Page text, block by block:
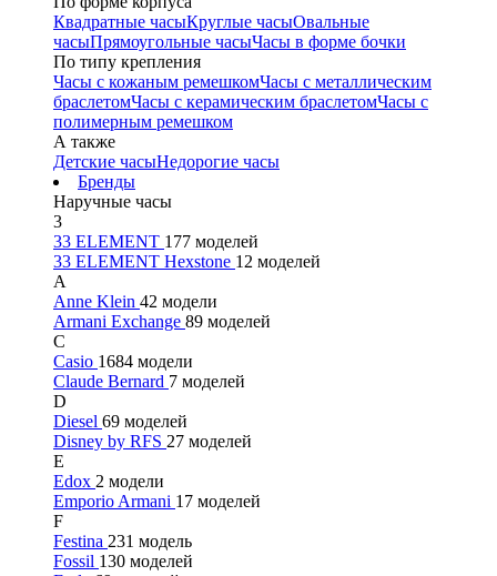
Квадратные часыКруглые часыОвальные
часыПрямоугольные часыЧасы в форме бочки
По типу крепления
Часы с кожаным ремешкомЧасы с металлическим
браслетомЧасы с керамическим браслетомЧасы с
полимерным ремешком
А также
Детские часыНедорогие часы
Бренды
Наручные часы
3
33 ELEMENT 177 моделей
33 ELEMENT Hexstone 12 моделей
A
Anne Klein 42 модели
Armani Exchange 89 моделей
C
Casio 1684 модели
Claude Bernard 7 моделей
D
Diesel 69 моделей
Disney by RFS 27 моделей
E
Edox 2 модели
Emporio Armani 17 моделей
F
Festina 231 модель
Fossil 130 моделей